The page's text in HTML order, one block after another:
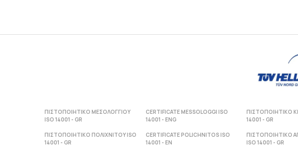
ΠΙΣΤΟΠΟΙΗΤΙΚΟ ΜΕΣΟΛΟΓΓΙΟΥ
ISO 14001 - GR
CERTIFICATE MESSOLOGGI ISO
14001 - ENG
ΠΙΣΤΟΠΟΙΗΤΙΚΟ
14001 - GR
ΠΙΣΤΟΠΟΙΗΤΙΚΟ ΠΟΛΙΧΝΙΤΟΥ ISO
14001 - GR
CERTIFICATE POLICHNITOS ISO
14001 - ΕΝ
ΠΙΣΤΟΠΟΙΗΤΙΚΟ
ISO 14001 - GR